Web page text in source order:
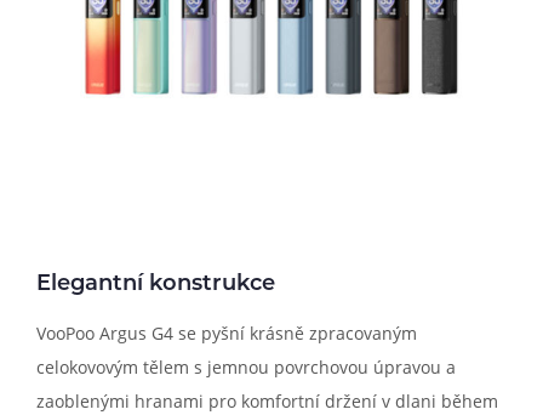
Elegantní konstrukce
VooPoo Argus G4 se pyšní krásně zpracovaným
celokovovým tělem s jemnou povrchovou úpravou a
zaoblenými hranami pro komfortní držení v dlani během